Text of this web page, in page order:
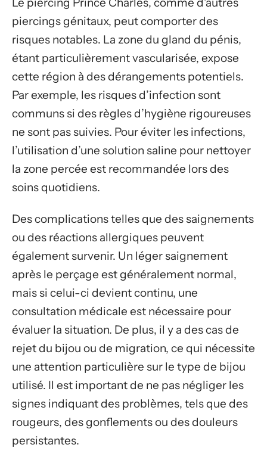
piercings génitaux, peut comporter des
risques notables. La zone du gland du pénis,
étant particulièrement vascularisée, expose
cette région à des dérangements potentiels.
Par exemple, les risques d’infection sont
communs si des règles d’hygiène rigoureuses
ne sont pas suivies. Pour éviter les infections,
l’utilisation d’une solution saline pour nettoyer
la zone percée est recommandée lors des
soins quotidiens.
Des complications telles que des saignements
ou des réactions allergiques peuvent
également survenir. Un léger saignement
après le perçage est généralement normal,
mais si celui-ci devient continu, une
consultation médicale est nécessaire pour
évaluer la situation. De plus, il y a des cas de
rejet du bijou ou de migration, ce qui nécessite
une attention particulière sur le type de bijou
utilisé. Il est important de ne pas négliger les
signes indiquant des problèmes, tels que des
rougeurs, des gonflements ou des douleurs
persistantes.